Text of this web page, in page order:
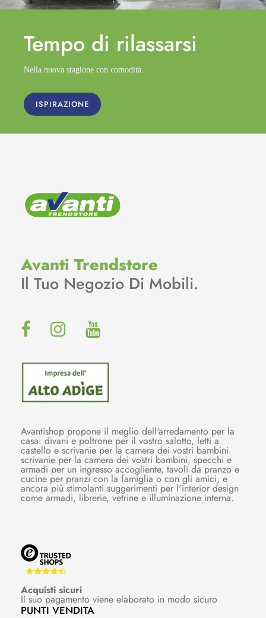
Tempo di rilassarsi
Nella nuova stagione con comodità.
ISPIRAZIONE
Avanti Trendstore
Il Tuo Negozio Di Mobili.
Avantishop propone il meglio dell'arredamento per la
casa: divani e poltrone per il vostro salotto, letti a
castello e scrivanie per la camera dei vostri bambini.
scrivanie per la camera dei vostri bambini, specchi e
armadi per un ingresso accogliente, tavoli da pranzo e
cucine per pranzi con la famiglia o con gli amici, e
ancora più stimolanti suggerimenti per l'interior design
come armadi, librerie, vetrine e illuminazione interna.
Acquisti sicuri
Il suo pagamento viene elaborato in modo sicuro
PUNTI VENDITA